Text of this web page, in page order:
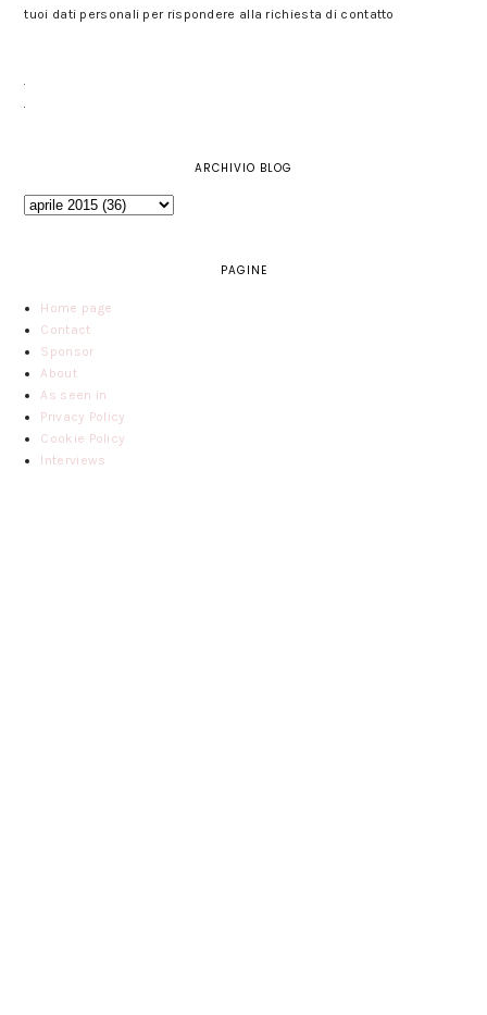
tuoi dati personali per rispondere alla richiesta di contatto
ARCHIVIO BLOG
PAGINE
Home page
Contact
Sponsor
About
As seen in
Privacy Policy
Cookie Policy
Interviews